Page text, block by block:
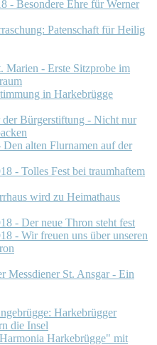
- Besondere Ehre für Werner
Patenschaft für Heilig
Marien - Erste Sitzprobe im
in Harkebrügge
der Bürgerstiftung - Nicht nur
alten Flurnamen auf der
- Tolles Fest bei traumhaftem
wird zu Heimathaus
- Der neue Thron steht fest
- Wir freuen uns über unseren
Messdiener St. Ansgar - Ein
Harkebrügger
die Insel
Harkebrügge" mit